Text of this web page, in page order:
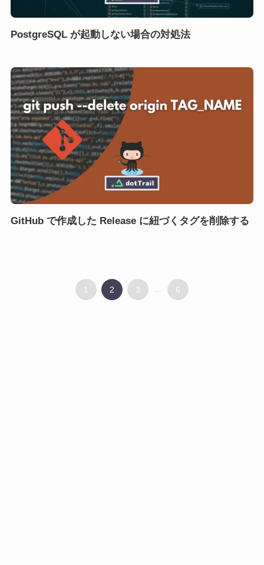
PostgreSQL が起動しない場合の対処法
GitHub で作成した Release に紐づくタグを削除する
1 2 3 ... 6